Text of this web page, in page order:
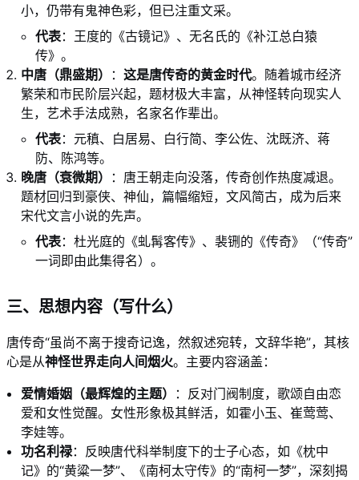
小，仍带有鬼神色彩，但已注重文采。
代表：王度的《古镜记》、无名氏的《补江总白猿
传》。
中唐（鼎盛期）
： 这是唐传奇的黄金时代。随着城市经济
繁荣和市民阶层兴起，题材极大丰富，从神怪转向现实人
生，艺术手法成熟，名家名作辈出。
代表：元稹、白居易、白行简、李公佐、沈既济、蒋
防、陈鸿等。
晚唐（衰微期）
：唐王朝走向没落，传奇创作热度减退。
题材回归到豪侠、神仙，篇幅缩短，文风简古，成为后来
宋代文言小说的先声。
代表：杜光庭的《虬髯客传》、裴铏的《传奇》（“传奇”
一词即由此集得名）。
三、思想内容（写什么）
唐传奇“虽尚不离于搜奇记逸，然叙述宛转，文辞华艳”，其核
心是从神怪世界走向人间烟火。主要内容涵盖：
爱情婚姻（最辉煌的主题）
：反对门阀制度，歌颂自由恋
爱和女性觉醒。女性形象极其鲜活，如霍小玉、崔莺莺、
李娃等。
功名利禄：反映唐代科举制度下的士子心态，如《枕中
记》的“黄粱一梦”、《南柯太守传》的“南柯一梦”，深刻揭